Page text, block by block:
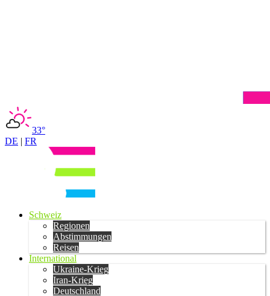
33°
DE | FR
Schweiz
Regionen
Abstimmungen
Reisen
International
Ukraine-Krieg
Iran-Krieg
Deutschland